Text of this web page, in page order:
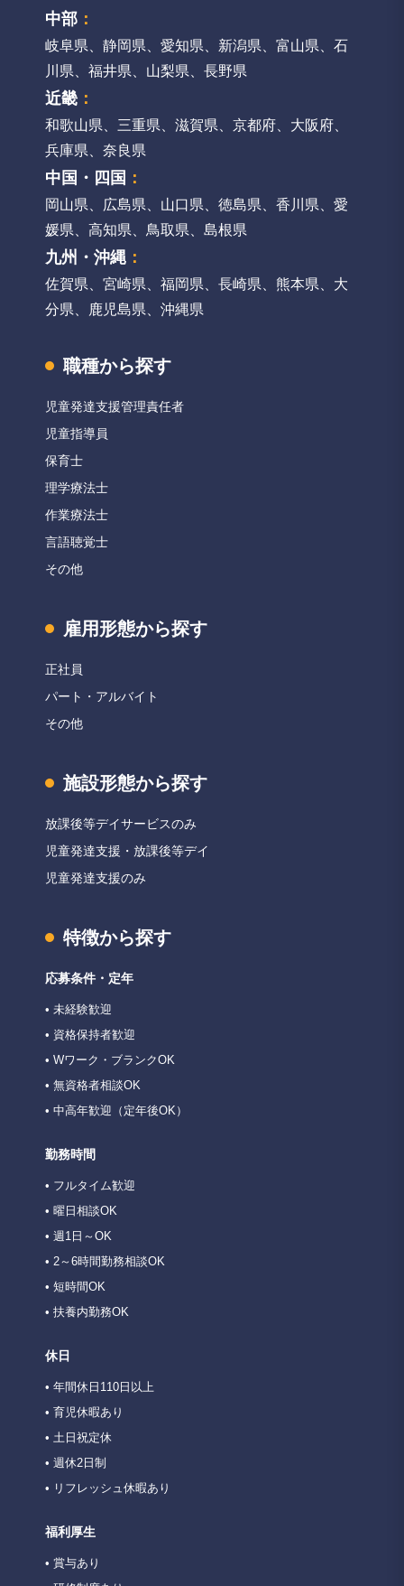
中部 ：
岐阜県 静岡県 愛知県 新潟県 富山県
石
川県
福井県 山梨県 長野県
近畿 ：
和歌山県 三重県 滋賀県 京都府 大阪府
兵庫県
奈良県
中国・四国 ：
岡山県 広島県 山口県 徳島県 香川県
愛
媛県
高知県 鳥取県 島根県
九州・沖縄 ：
佐賀県 宮崎県 福岡県 長崎県 熊本県
大
分県
鹿児島県 沖縄県
職種から探す
児童発達支援管理責任者
児童指導員
保育士
理学療法士
作業療法士
言語聴覚士
その他
雇用形態から探す
正社員
パート・アルバイト
その他
施設形態から探す
放課後等デイサービスのみ
児童発達支援・放課後等デイ
児童発達支援のみ
特徴から探す
応募条件・定年
• 未経験歓迎
• 資格保持者歓迎
• Wワーク・ブランクOK
• 無資格者相談OK
• 中高年歓迎（定年後OK）
勤務時間
• フルタイム歓迎
• 曜日相談OK
• 週1日～OK
• 2～6時間勤務相談OK
• 短時間OK
• 扶養内勤務OK
休日
• 年間休日110日以上
• 育児休暇あり
• 土日祝定休
• 週休2日制
• リフレッシュ休暇あり
福利厚生
• 賞与あり